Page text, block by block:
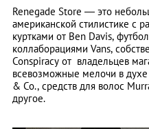
Renegade Store — это
американской стилистике с
куртками от Ben Davis,
коллаборациями Vans,
Conspiracy от владельцев
всевозможные мелочи в
& Co., средств для волос
другое.